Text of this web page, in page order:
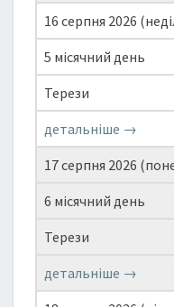
16 серпня 2026
5 місячний день
Терези
детальніше →
17 серпня 2026
6 місячний день
Терези
детальніше →